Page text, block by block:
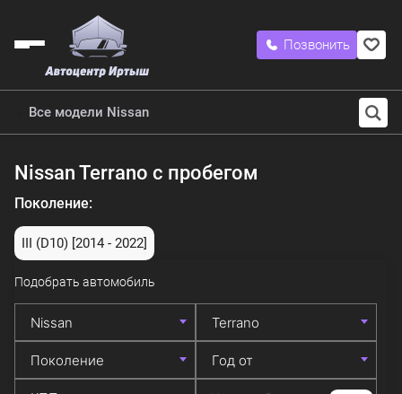
Позвонить
Все модели Nissan
Nissan Terrano с пробегом
Поколение:
III (D10) [2014 - 2022]
Подобрать автомобиль